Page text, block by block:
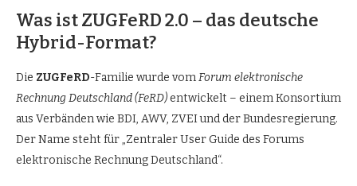
Was ist ZUGFeRD 2.0 – das deutsche
Hybrid-Format?
Die ZUGFeRD-Familie wurde vomForum elektronische
Rechnung Deutschland (FeRD)entwickelt – einem Konsortium
aus Verbänden wie BDI, AWV, ZVEI und der Bundesregierung.
Der Name steht für „Zentraler User Guide des Forums
elektronische Rechnung Deutschland“.